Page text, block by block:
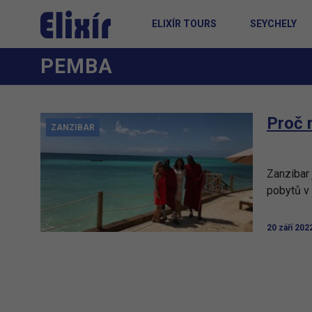
ELIXÍR TOURS SEYCHELY
PEMBA
20 září
ZANZIBAR Proč
pobytů v